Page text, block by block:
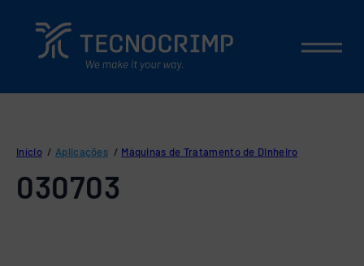
Início / Aplicações / Máquinas de Tratamento de Dinheiro
030703